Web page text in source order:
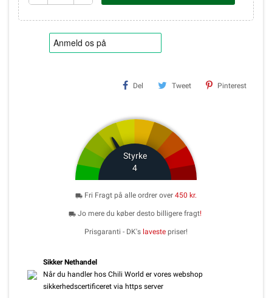
Del Tweet Pinterest
Styrke
4
local_shipping Fri Fragt på alle ordrer over 450 kr.
local_shipping Jo mere du køber desto billigere fragt!
Prisgaranti - DK's laveste priser!
Sikker Nethandel
Når du handler hos Chili World er vores webshop
sikkerhedscertificeret via https server